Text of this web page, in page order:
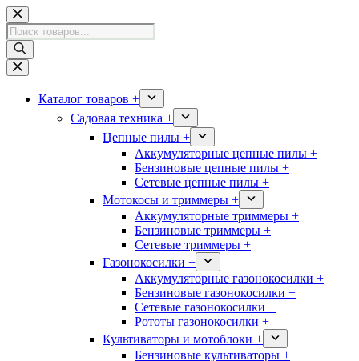
Перейти
к
сути
Поиск
товаров
Каталог товаров +
Садовая техника +
Цепные пилы +
Аккумуляторные цепные пилы +
Бензиновые цепные пилы +
Сетевые цепные пилы +
Мотокосы и триммеры +
Аккумуляторные триммеры +
Бензиновые триммеры +
Сетевые триммеры +
Газонокосилки +
Аккумуляторные газонокосилки +
Бензиновые газонокосилки +
Сетевые газонокосилки +
Рототы газонокосилки +
Культиваторы и мотоблоки +
Бензиновые культиваторы +